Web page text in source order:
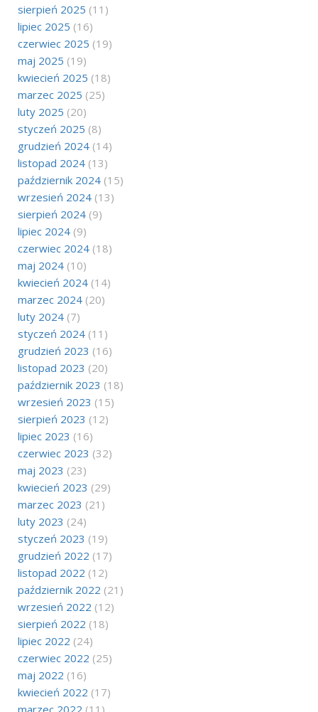
sierpień 2025 (11)
lipiec 2025 (16)
czerwiec 2025 (19)
maj 2025 (19)
kwiecień 2025 (18)
marzec 2025 (25)
luty 2025 (20)
styczeń 2025 (8)
grudzień 2024 (14)
listopad 2024 (13)
październik 2024 (15)
wrzesień 2024 (13)
sierpień 2024 (9)
lipiec 2024 (9)
czerwiec 2024 (18)
maj 2024 (10)
kwiecień 2024 (14)
marzec 2024 (20)
luty 2024 (7)
styczeń 2024 (11)
grudzień 2023 (16)
listopad 2023 (20)
październik 2023 (18)
wrzesień 2023 (15)
sierpień 2023 (12)
lipiec 2023 (16)
czerwiec 2023 (32)
maj 2023 (23)
kwiecień 2023 (29)
marzec 2023 (21)
luty 2023 (24)
styczeń 2023 (19)
grudzień 2022 (17)
listopad 2022 (12)
październik 2022 (21)
wrzesień 2022 (12)
sierpień 2022 (18)
lipiec 2022 (24)
czerwiec 2022 (25)
maj 2022 (16)
kwiecień 2022 (17)
marzec 2022 (11)